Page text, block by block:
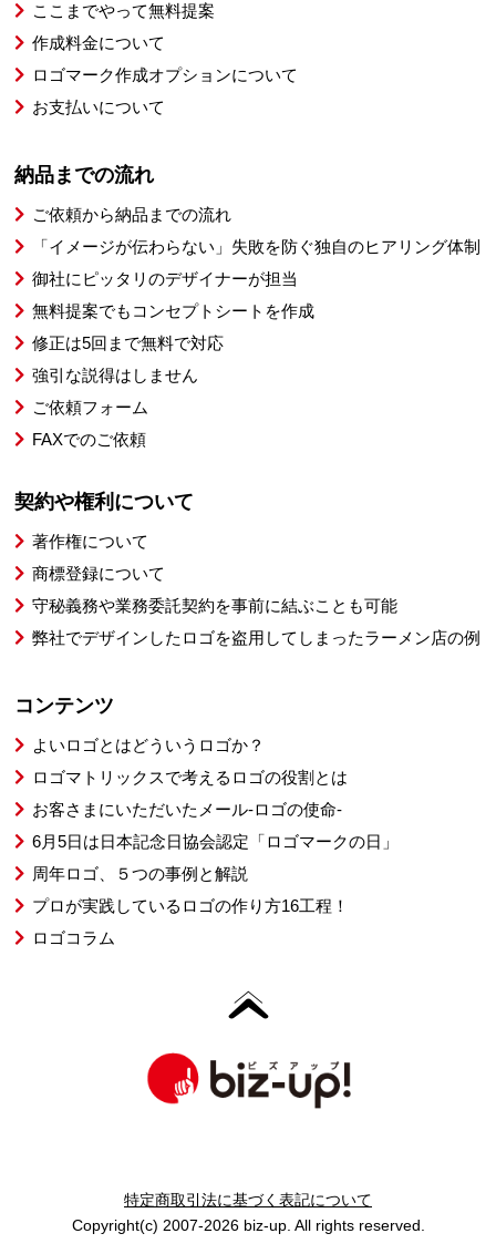
ここまでやって無料提案
作成料金について
ロゴマーク作成オプションについて
お支払いについて
納品までの流れ
ご依頼から納品までの流れ
「イメージが伝わらない」失敗を防ぐ独自のヒアリング体制
御社にピッタリのデザイナーが担当
無料提案でもコンセプトシートを作成
修正は5回まで無料で対応
強引な説得はしません
ご依頼フォーム
FAXでのご依頼
契約や権利について
著作権について
商標登録について
守秘義務や業務委託契約を事前に結ぶことも可能
弊社でデザインしたロゴを盗用してしまったラーメン店の例
コンテンツ
よいロゴとはどういうロゴか？
ロゴマトリックスで考えるロゴの役割とは
お客さまにいただいたメール-ロゴの使命-
6月5日は日本記念日協会認定「ロゴマークの日」
周年ロゴ、５つの事例と解説
プロが実践しているロゴの作り方16工程！
ロゴコラム
特定商取引法に基づく表記について
Copyright(c) 2007-2026 biz-up. All rights reserved.